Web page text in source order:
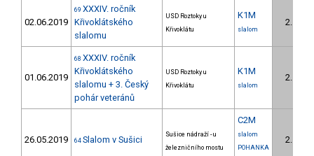
02.06.2019
69 XXXIV. ročník
Křivoklátského
slalomu
USD Roztoky u
Křivoklátu
K1M
slalom
2.
01.06.2019
68 XXXIV. ročník
Křivoklátského
slalomu + 3. Český
pohár veteránů
USD Roztoky u
Křivoklátu
K1M
slalom
2.
26.05.2019 64 Slalom v Sušici
Sušice nádraží - u
železničního mostu
C2M
slalom
POHANKA
2.